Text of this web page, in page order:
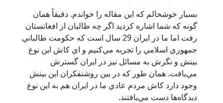
بسيار خوشحالم كه اين مقاله را خواندم. دقيقاً همان
گونه كه شما اشاره كرديد اگر چه طالبان از افغانستان
رفت اما ما در ايران 29 سال است كه حكومت طالباني
جمهوري اسلامي را تجربه مي‌كنيم و اي كاش اين نوع
بينش و نگرش به مسائل نيز در ايران گسترش
مي‌يافت. همان طور كه در بين روشنفكران اين بينش
وجود دارد كاش مردم عادي ما در ايران هم به اين نوع
ديدگاه‌ها دست مي‌يافتند.